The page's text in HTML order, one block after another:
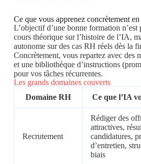
Ce que vous apprenez concrètement
L’objectif d’une bonne formation n’est
cours théorique sur l’histoire de l’IA,
autonome sur des cas RH réels dès la
Concrètement, vous repartez avec des
et une bibliothèque d’instructions
pour vos tâches récurrentes.
Les grands domaines couverts
Domaine RH
Ce que l’IA
Recrutement
Rédiger des
attractives,
candidatures,
d’entretien,
biais